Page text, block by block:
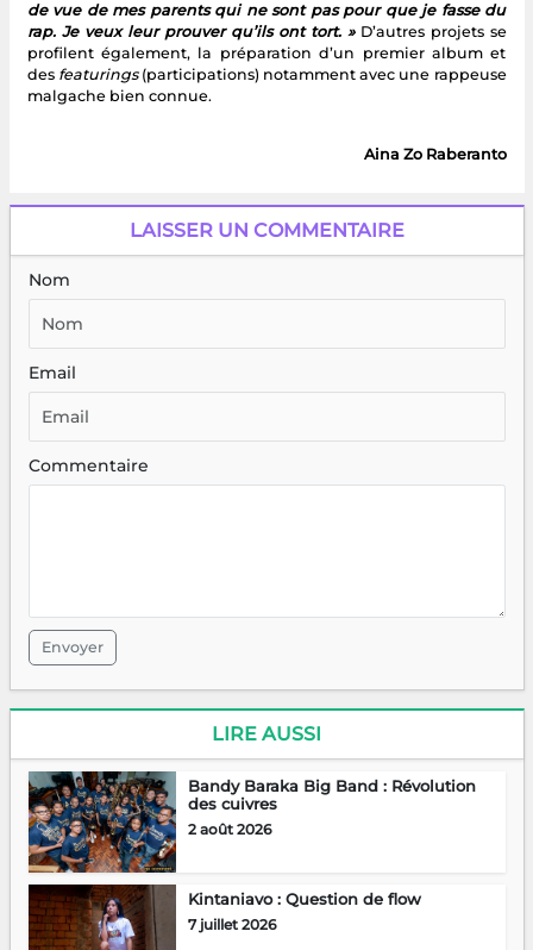
de vue de mes parents qui ne sont pas pour que je fasse du
rap. Je veux leur prouver qu’ils ont tort. » D’autres projets se
profilent également, la préparation d’un premier album et
desfeaturings(participations) notamment avec une rappeuse
malgache bien connue.
Aina Zo Raberanto
LAISSER UN COMMENTAIRE
Nom
Email
Commentaire
Envoyer
LIRE AUSSI
Bandy Baraka Big Band : Révolution
des cuivres
2 août 2026
Kintaniavo : Question de flow
7 juillet 2026